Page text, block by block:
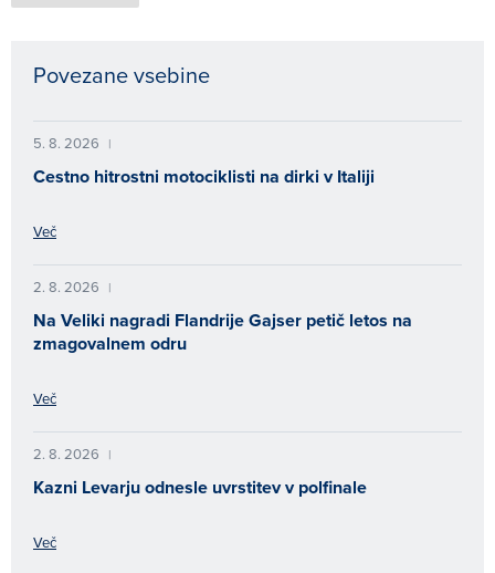
Povezane vsebine
5. 8. 2026 |
Cestno hitrostni motociklisti na dirki v Italiji
Več
2. 8. 2026 |
Na Veliki nagradi Flandrije Gajser petič letos na
zmagovalnem odru
Več
2. 8. 2026 |
Kazni Levarju odnesle uvrstitev v polfinale
Več